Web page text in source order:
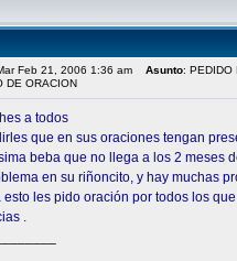
Feb 21, 2006 1:36 am Asunto: PEDIDO
DE ORACION
a todos
que en sus oraciones tengan
beba que no llega a los 2 meses
en su riñoncito, y hay muchas
les pido oración por todos los
.